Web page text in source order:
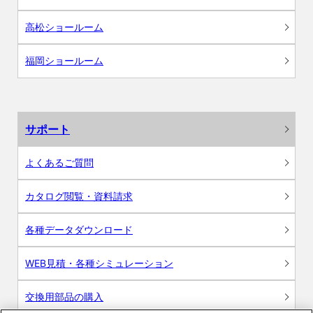
高松ショールーム
福岡ショールーム
サポート
よくあるご質問
カタログ閲覧・資料請求
各種データダウンロード
WEB見積・各種シミュレーション
交換用部品の購入